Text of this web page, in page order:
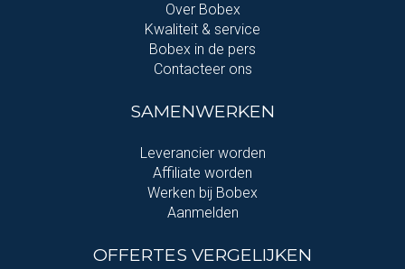
Over Bobex
Kwaliteit & service
Bobex in de pers
Contacteer ons
SAMENWERKEN
Leverancier worden
Affiliate worden
Werken bij Bobex
Aanmelden
OFFERTES VERGELIJKEN